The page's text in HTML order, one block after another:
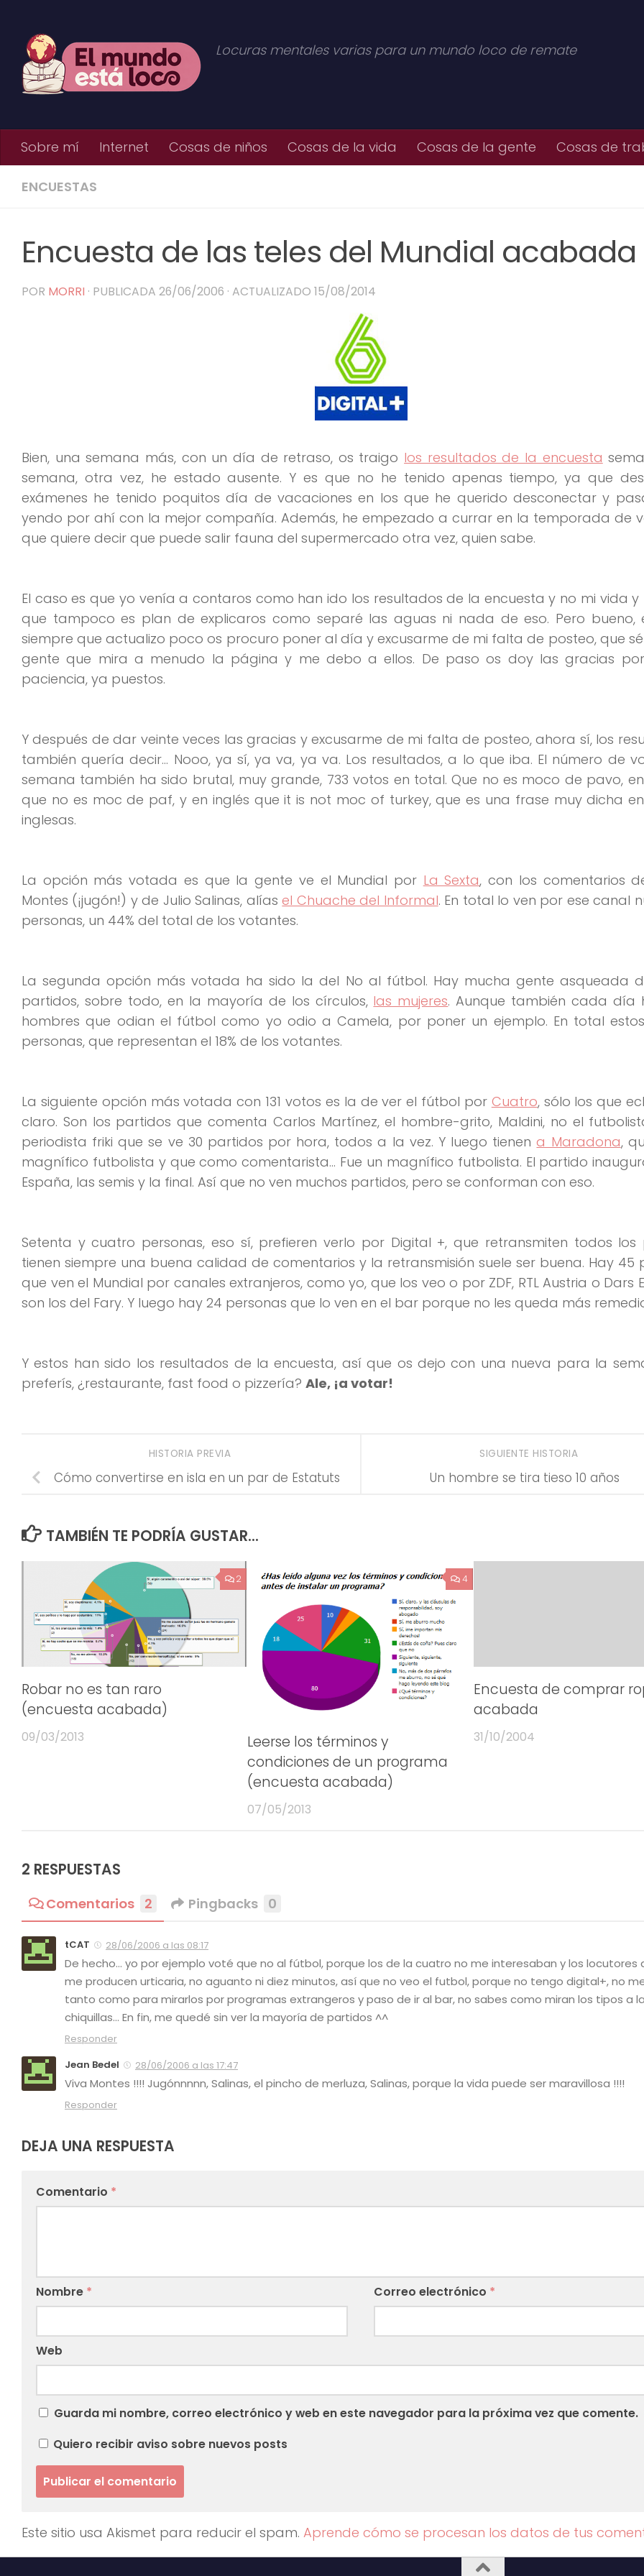
Locuras mentales varias para un mundo loco de remate
Sobre mí Internet Cosas de niños Cosas de la vida Cosas de la gente Cosas de
ENCUESTAS
Encuesta de las teles del Mundial acabada
POR MORRI · PUBLICADA 26/06/2006 · ACTUALIZADO 15/08/2014
Bien, una semana más, con un día de retraso, os traigo los resultados de la encuesta
semana, otra vez, he estado ausente. Y es que no he tenido apenas tiempo, ya que
exámenes he tenido poquitos día de vacaciones en los que he querido desconectar y
yendo por ahí con la mejor compañía. Además, he empezado a currar en la temporada de
que quiere decir que puede salir fauna del supermercado otra vez, quien sabe.
El caso es que yo venía a contaros como han ido los resultados de la encuesta y no mi vida y
que tampoco es plan de explicaros como separé las aguas ni nada de eso. Pero bueno,
siempre que actualizo poco os procuro poner al día y excusarme de mi falta de posteo, que
gente que mira a menudo la página y me debo a ellos. De paso os doy las gracias
paciencia, ya puestos.
Y después de dar veinte veces las gracias y excusarme de mi falta de posteo, ahora sí, los
también quería decir… Nooo, ya sí, ya va, ya va. Los resultados, a lo que iba. El número de
semana también ha sido brutal, muy grande, 733 votos en total. Que no es moco de pavo,
que no es moc de paf, y en inglés que it is not moc of turkey, que es una frase muy dicha
inglesas.
La opción más votada es que la gente ve el Mundial por La Sexta, con los comentarios
Montes (¡jugón!) y de Julio Salinas, alíasel Chuache del Informal. En total lo ven por ese canal
personas, un 44% del total de los votantes.
La segunda opción más votada ha sido la del No al fútbol. Hay mucha gente asqueada
partidos, sobre todo, en la mayoría de los círculos, las mujeres. Aunque también cada día
hombres que odian el fútbol como yo odio a Camela, por poner un ejemplo. En total
personas, que representan el 18% de los votantes.
La siguiente opción más votada con 131 votos es la de ver el fútbol por Cuatro, sólo los que
claro. Son los partidos que comenta Carlos Martínez, el hombre-grito, Maldini, no el
periodista friki que se ve 30 partidos por hora, todos a la vez. Y luego tienena Maradona,
magnífico futbolista y que como comentarista… Fue un magnífico futbolista. El partido
España, las semis y la final. Así que no ven muchos partidos, pero se conforman con eso.
Setenta y cuatro personas, eso sí, prefieren verlo por Digital +, que retransmiten todos los
tienen siempre una buena calidad de comentarios y la retransmisión suele ser buena. Hay 45
que ven el Mundial por canales extranjeros, como yo, que los veo o por ZDF, RTL Austria o Dars
son los del Fary. Y luego hay 24 personas que lo ven en el bar porque no les queda más
Y estos han sido los resultados de la encuesta, así que os dejo con una nueva para la
preferís, ¿restaurante, fast food o pizzería? Ale, ¡a votar!
SIGUIENTE HISTORIA
Un hombre se tira tieso 10 años
HISTORIA PREVIA
Cómo convertirse en isla en un par de Estatuts
TAMBIÉN TE PODRÍA GUSTAR...
2
Robar no es tan raro
(encuesta acabada)
09/03/2013
4
Leerse los términos y
condiciones de un programa
(encuesta acabada)
07/05/2013
Encuesta de comprar
acabada
31/10/2004
2 RESPUESTAS
Comentarios 2 Pingbacks 0
tCAT 28/06/2006 a las 08:17
De hecho… yo por ejemplo voté que no al fútbol, porque los de la cuatro no me interesaban y los locutores
me producen urticaria, no aguanto ni diez minutos, así que no veo el futbol, porque no tengo digital+, no
tanto como para mirarlos por programas extrangeros y paso de ir al bar, no sabes como miran los tipos a
chiquillas… En fin, me quedé sin ver la mayoría de partidos ^^
Responder
Jean Bedel
28/06/2006 a las 17:47
Viva Montes !!!! Jugónnnnn, Salinas, el pincho de merluza, Salinas, porque la vida puede ser maravillosa !!!!
Responder
DEJA UNA RESPUESTA
Comentario *
Nombre * Correo electrónico *
Web
Guarda mi nombre, correo electrónico y web en este navegador para la próxima vez que comente.
Quiero recibir aviso sobre nuevos posts
Este sitio usa Akismet para reducir el spam. Aprende cómo se procesan los datos de tus